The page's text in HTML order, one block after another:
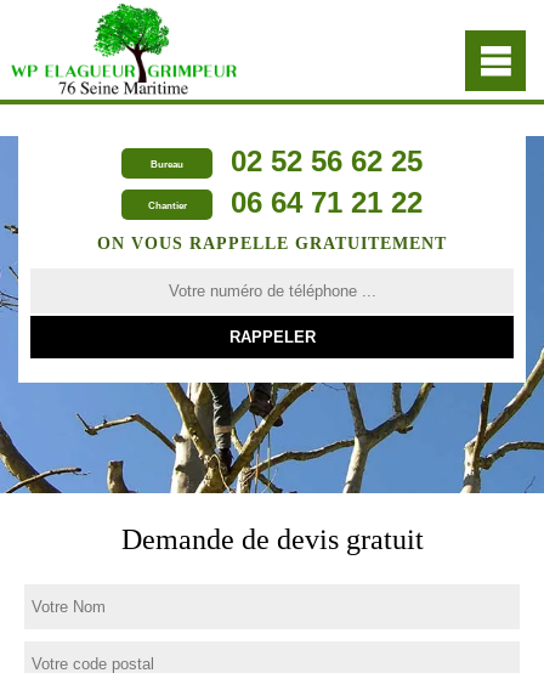
Bureau 02 52 56 62 25
Chantier 06 64 71 21 22
ON VOUS RAPPELLE GRATUITEMENT
Demande de devis gratuit